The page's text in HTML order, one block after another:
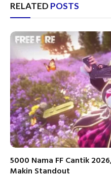
RELATED POSTS
5000 Nama FF Cantik
Makin Standout